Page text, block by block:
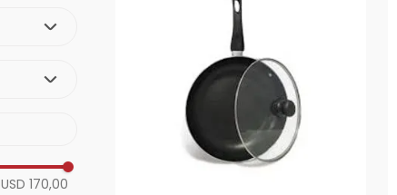
USD 170,00